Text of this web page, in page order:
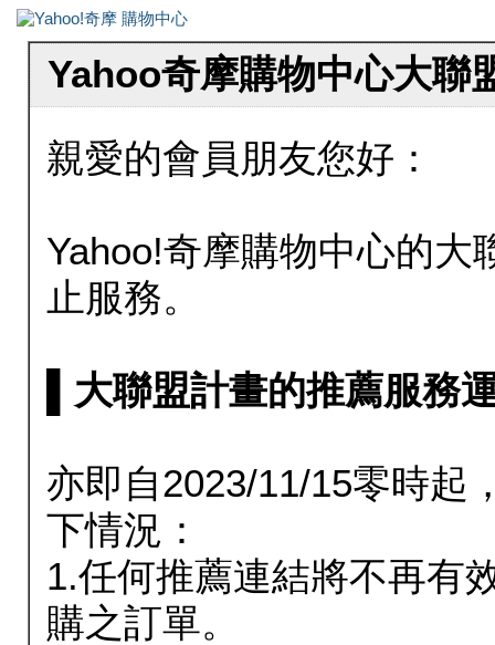
Yahoo奇摩購物中心大聯
親愛的會員朋友您好：
Yahoo!奇摩購物中心的大
止服務。
▌大聯盟計畫的推薦服務
亦即自2023/11/15零時起
下情況：
1.任何推薦連結將不再有
購之訂單。